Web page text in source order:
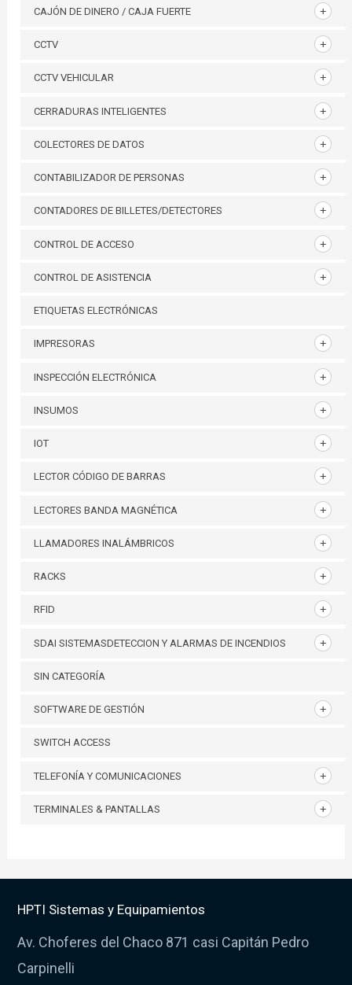
CAJÓN DE DINERO / CAJA FUERTE
CCTV
CCTV VEHICULAR
CERRADURAS INTELIGENTES
COLECTORES DE DATOS
CONTABILIZADOR DE PERSONAS
CONTADORES DE BILLETES/DETECTORES
CONTROL DE ACCESO
CONTROL DE ASISTENCIA
ETIQUETAS ELECTRÓNICAS
IMPRESORAS
INSPECCIÓN ELECTRÓNICA
INSUMOS
IOT
LECTOR CÓDIGO DE BARRAS
LECTORES BANDA MAGNÉTICA
LLAMADORES INALÁMBRICOS
RACKS
RFID
SDAI SISTEMASDETECCION Y ALARMAS DE INCENDIOS
SIN CATEGORÍA
SOFTWARE DE GESTIÓN
SWITCH ACCESS
TELEFONÍA Y COMUNICACIONES
TERMINALES & PANTALLAS
HPTI Sistemas y Equipamientos
Av. Choferes del Chaco 871 casi Capitán Pedro
Carpinelli